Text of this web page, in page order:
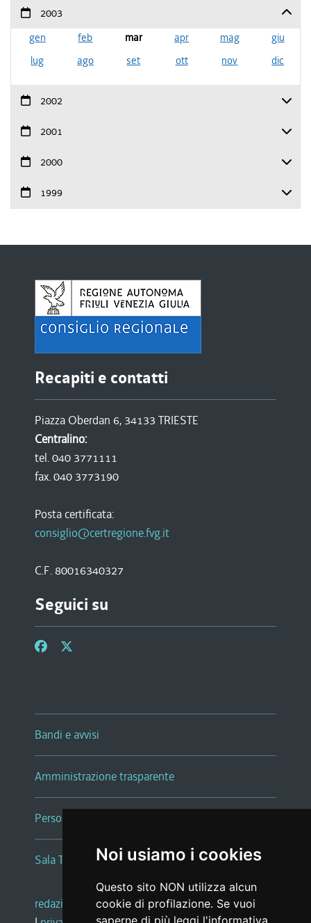
Noi usiamo i cookies
Questo sito NON utilizza alcun
cookie di profilazione. Se vuoi
saperne di più leggi l'informativa
2003
gen
feb mar apr mag
giu
lug
ago set ott nov dic
2002
2001
2000
1999
Recapiti e contatti
Piazza Oberdan 6, 34133 TRIESTE
Centralino:
tel. 040 3771111
fax. 040 3773190
Posta certificata:
consiglio@certregione.fvg.it
C.F. 80016340327
Seguici su
Bandi e avvisi
Amministrazione trasparente
Persone e Uffici
Sala Tiziano Tessitori
redazione web |note legali |glossario